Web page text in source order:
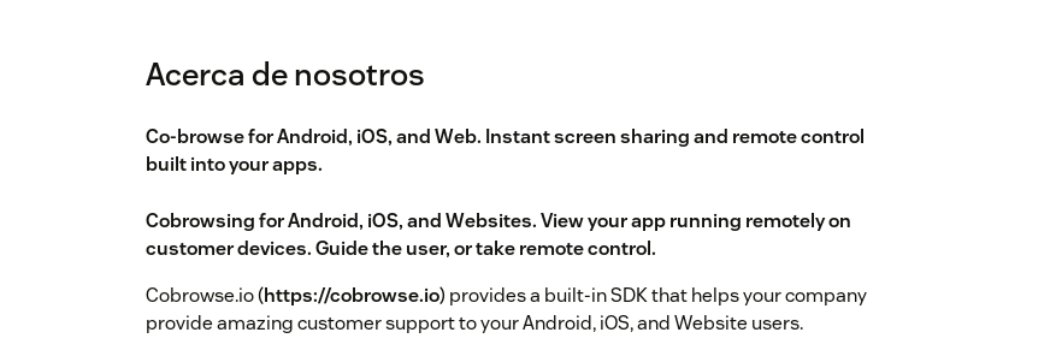
Acerca de nosotros
Co-browse for Android, iOS, and Web. Instant screen sharing and remote control
built into your apps.
Cobrowsing for Android, iOS, and Websites. View your app running remotely on
customer devices. Guide the user, or take remote control.
Cobrowse.io (https://cobrowse.io) provides a built-in SDK that helps your company
provide amazing customer support to your Android, iOS, and Website users.